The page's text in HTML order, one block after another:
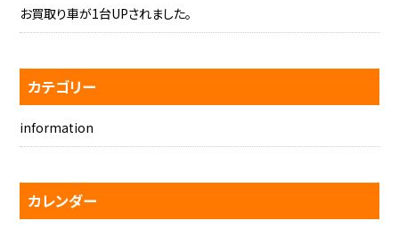
お買取り車が1台UPされました。
カテゴリー
information
カレンダー